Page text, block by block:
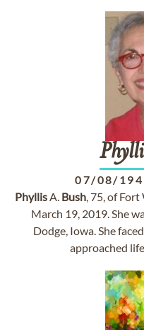
07/08/
PhyllisA. Bush, 75, of Fort
March 19, 2019. She
Dodge, Iowa. She
approached